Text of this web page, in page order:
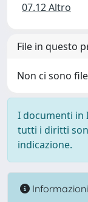
07.12 Altro
File in questo
Non ci sono
I documenti in
tutti i diritti
indicazione.
Informazioni